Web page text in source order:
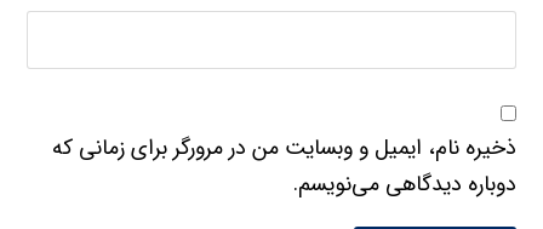
ذخیره نام، ایمیل و وبسایت من در مرورگر برای زمانی که
دوباره دیدگاهی می‌نویسم.